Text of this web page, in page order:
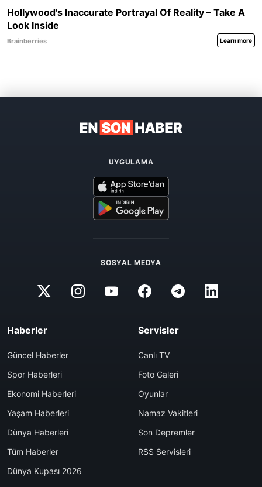
UYGULAMA
SOSYAL MEDYA
Haberler
Güncel Haberler
Spor Haberleri
Ekonomi Haberleri
Yaşam Haberleri
Dünya Haberleri
Tüm Haberler
Dünya Kupası 2026
Servisler
Canlı TV
Foto Galeri
Oyunlar
Namaz Vakitleri
Son Depremler
RSS Servisleri